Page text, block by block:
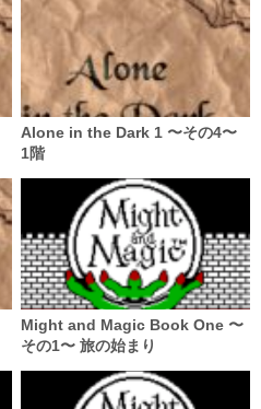
Alone in the Dark 1 〜その4〜
1階
Might and Magic Book One 〜
その1〜 旅の始まり